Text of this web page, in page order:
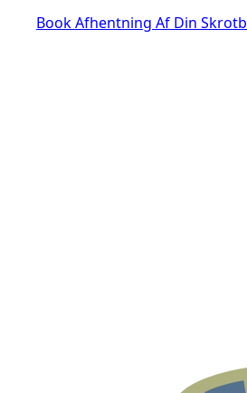
Book Afhentning Af Din